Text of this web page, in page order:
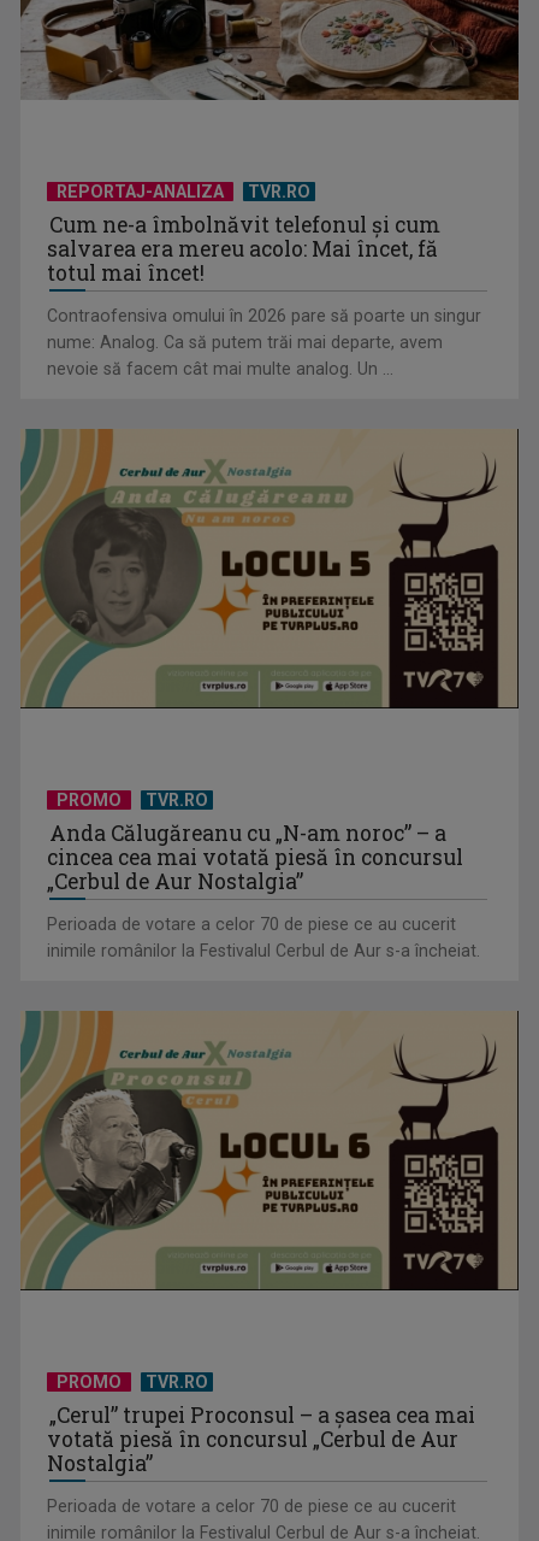
REPORTAJ-ANALIZA TVR.RO
Cum ne-a îmbolnăvit telefonul și cum
salvarea era mereu acolo: Mai încet, fă
totul mai încet!
Contraofensiva omului în 2026 pare să poarte un singur
nume: Analog. Ca să putem trăi mai departe, avem
nevoie să facem cât mai multe analog. Un ...
PROMO TVR.RO
Anda Călugăreanu cu „N-am noroc” – a
cincea cea mai votată piesă în concursul
„Cerbul de Aur Nostalgia”
Perioada de votare a celor 70 de piese ce au cucerit
inimile românilor la Festivalul Cerbul de Aur s-a încheiat.
PROMO TVR.RO
„Cerul” trupei Proconsul – a şasea cea mai
votată piesă în concursul „Cerbul de Aur
Nostalgia”
Perioada de votare a celor 70 de piese ce au cucerit
inimile românilor la Festivalul Cerbul de Aur s-a încheiat.